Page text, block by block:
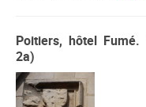
Poitiers, hôtel
2a)